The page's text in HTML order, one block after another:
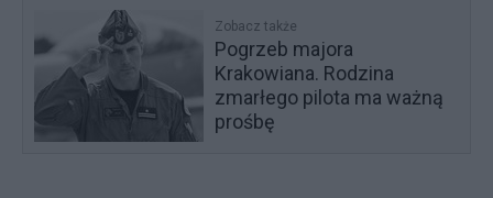
Zobacz także
Pogrzeb majora
Krakowiana. Rodzina
zmarłego pilota ma ważną
prośbę